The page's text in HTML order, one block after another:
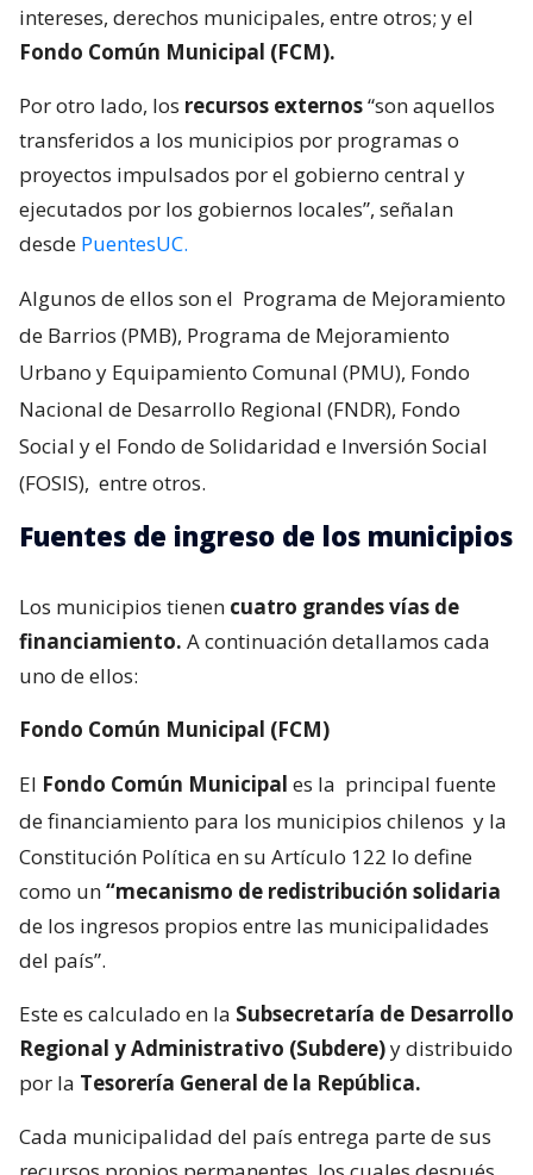
intereses, derechos municipales, entre otros; y el
Fondo Común Municipal (FCM).
Por otro lado, los recursos externos“son aquellos
transferidos a los municipios por programas o
proyectos impulsados por el gobierno central y
ejecutados por los gobiernos locales”, señalan
desde PuentesUC.
Algunos de ellos son el Programa de Mejoramiento
de Barrios (PMB), Programa de Mejoramiento
Urbano y Equipamiento Comunal (PMU), Fondo
Nacional de Desarrollo Regional (FNDR), Fondo
Social y el Fondo de Solidaridad e Inversión Social
(FOSIS), entre otros.
Fuentes de ingreso de los municipios
Los municipios tienen cuatro grandes vías de
financiamiento. A continuación detallamos cada
uno de ellos:
Fondo Común Municipal (FCM)
El Fondo Común Municipal es la principal fuente
de financiamiento para los municipios chilenos y la
Constitución Política en su Artículo 122 lo define
como un“mecanismo de redistribución solidaria
de los ingresos propios entre las municipalidades
del país”.
Este es calculado en la Subsecretaría de Desarrollo
Regional y Administrativo (Subdere)y distribuido
por la Tesorería General de la República.
Cada municipalidad del país entrega parte de sus